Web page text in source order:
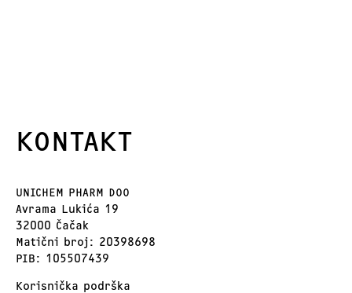
KONTAKT
UNICHEM PHARM DOO
Avrama Lukića 19
32000 Čačak
Matični broj: 20398698
PIB: 105507439
Korisnička podrška